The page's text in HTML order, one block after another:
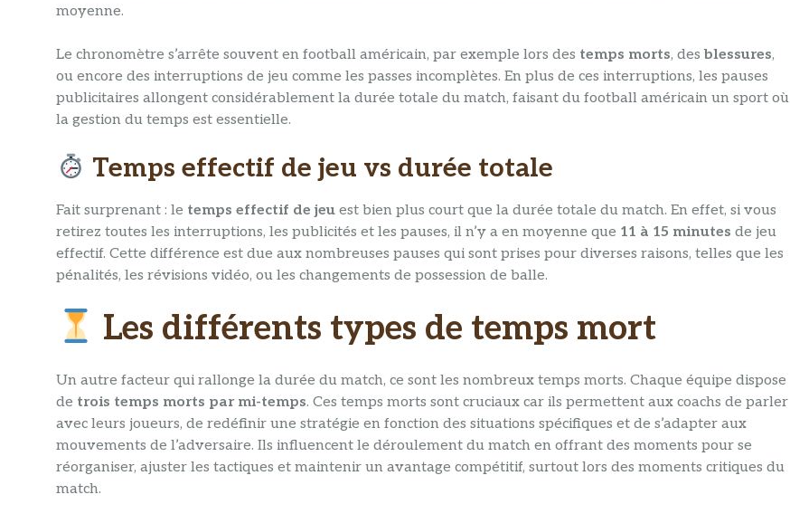
moyenne.
Le chronomètre s’arrête souvent en football américain, par exemple lors des temps morts, desblessures,
ou encore des interruptions de jeu comme les passes incomplètes. En plus de ces interruptions, les pauses
publicitaires allongent considérablement la durée totale du match, faisant du football américain un sport où
la gestion du temps est essentielle.
Temps effectif de jeu vs durée totale
Fait surprenant : le temps effectif de jeu est bien plus court que la durée totale du match. En effet, si vous
retirez toutes les interruptions, les publicités et les pauses, il n’y a en moyenne que 11 à 15 minutes de jeu
effectif. Cette différence est due aux nombreuses pauses qui sont prises pour diverses raisons, telles que les
pénalités, les révisions vidéo, ou les changements de possession de balle.
Les différents types de temps mort
Un autre facteur qui rallonge la durée du match, ce sont les nombreux temps morts. Chaque équipe dispose
de trois temps morts par mi-temps. Ces temps morts sont cruciaux car ils permettent aux coachs de parler
avec leurs joueurs, de redéfinir une stratégie en fonction des situations spécifiques et de s’adapter aux
mouvements de l’adversaire. Ils influencent le déroulement du match en offrant des moments pour se
réorganiser, ajuster les tactiques et maintenir un avantage compétitif, surtout lors des moments critiques du
match.